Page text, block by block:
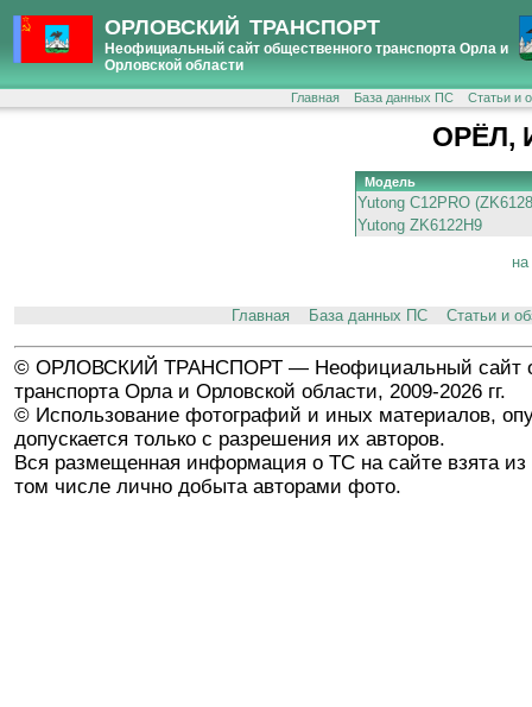
ОРЛОВСКИЙ ТРАНСПОРТ
Неофициальный сайт общественного транспорта Орла и
Орловской области
Главная База данных ПС Статьи и
ОРЁЛ,
Модель
Yutong C12PRO
Yutong ZK6122H9
Главная База данных ПС Статьи и
© ОРЛОВСКИЙ ТРАНСПОРТ — Неофициальный сайт
транспорта Орла и Орловской области, 2009-2026 гг.
© Использование фотографий и иных материалов,
допускается только с разрешения их авторов.
Вся размещенная информация о ТС на сайте взята из
том числе лично добыта авторами фото.